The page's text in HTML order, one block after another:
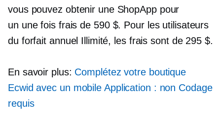
vous pouvez obtenir une ShopApp pour
un une foisfrais de 590 $. Pour les utilisateurs
du forfait annuel Illimité, les frais sont de 295 $.
En savoir plus: Complétez votre boutique
Ecwid avec un mobile Application : non Codage
requis